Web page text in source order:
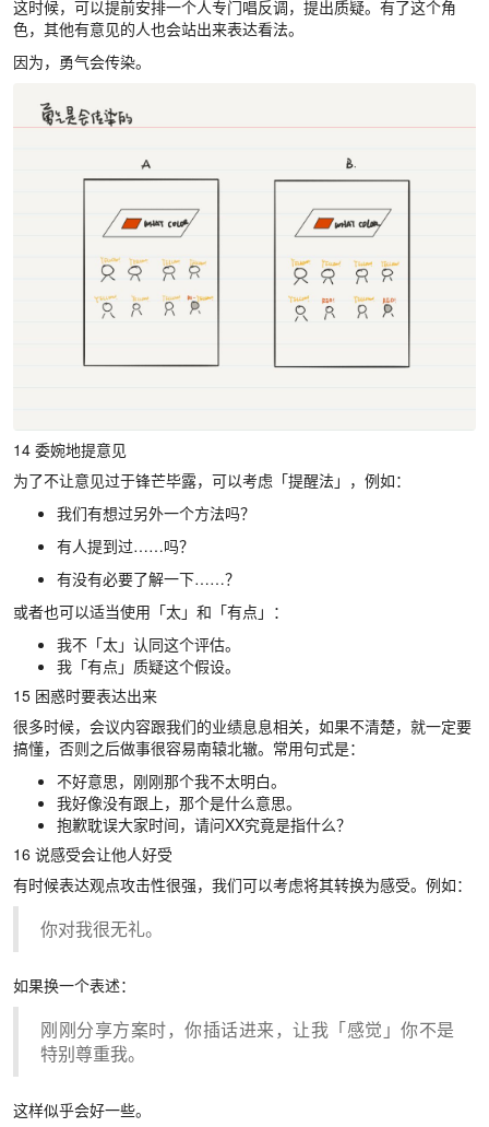
这时候，可以提前安排一个人专门唱反调，提出质疑。有了这个角
色，其他有意见的人也会站出来表达看法。
因为，勇气会传染。
14 委婉地提意见
为了不让意见过于锋芒毕露，可以考虑「提醒法」，例如：
我们有想过另外一个方法吗？
有人提到过……吗？
有没有必要了解一下……？
或者也可以适当使用「太」和「有点」：
我不「太」认同这个评估。
我「有点」质疑这个假设。
15 困惑时要表达出来
很多时候，会议内容跟我们的业绩息息相关，如果不清楚，就一定要
搞懂，否则之后做事很容易南辕北辙。常用句式是：
不好意思，刚刚那个我不太明白。
我好像没有跟上，那个是什么意思。
抱歉耽误大家时间，请问XX究竟是指什么？
16 说感受会让他人好受
有时候表达观点攻击性很强，我们可以考虑将其转换为感受。例如：
你对我很无礼。
如果换一个表述：
刚刚分享方案时，你插话进来，让我「感觉」你不是
特别尊重我。
这样似乎会好一些。